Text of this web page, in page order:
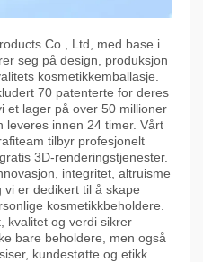
Co., Ltd, med base i
seg på design, produksjon
kosmetikkemballasje.
70 patenterte for deres
et lager på over 50 millioner
leveres innen 24 timer. Vårt
tilbyr profesjonelt
3D-renderingstjenester.
integritet, altruisme
er dedikert til å skape
kosmetikkbeholdere.
kvalitet og verdi sikrer
bare beholdere, men også
kundestøtte og etikk.